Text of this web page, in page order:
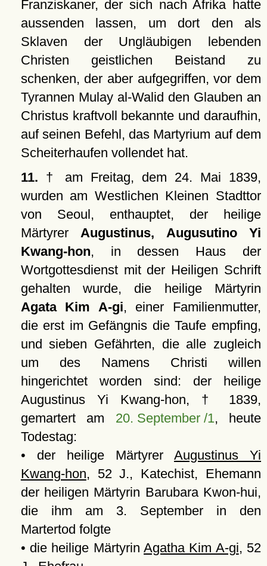
Franziskaner, der sich nach Afrika hatte
aussenden lassen, um dort den als
Sklaven der Ungläubigen lebenden
Christen geistlichen Beistand zu
schenken, der aber aufgegriffen, vor dem
Tyrannen Mulay al-Walid den Glauben an
Christus kraftvoll bekannte und daraufhin,
auf seinen Befehl, das Martyrium auf dem
Scheiterhaufen vollendet hat.
11. † am Freitag, dem 24. Mai 1839,
wurden am Westlichen Kleinen Stadttor
von Seoul, enthauptet, der heilige
MärtyrerAugustinus, Augusutino Yi
Kwang-hon, in dessen Haus der
Wortgottesdienst mit der Heiligen Schrift
gehalten wurde, die heilige Märtyrin
Agata Kim A-gi, einer Familienmutter,
die erst im Gefängnis die Taufe empfing,
und sieben Gefährten, die alle zugleich
um des Namens Christi willen
hingerichtet worden sind: der heilige
Augustinus Yi Kwang-hon, † 1839,
gemartert am 20. September /1, heute
Todestag:
• der heilige Märtyrer Augustinus Yi
Kwang-hon, 52 J., Katechist, Ehemann
der heiligen Märtyrin Barubara Kwon-hui,
die ihm am 3. September in den
Martertod folgte
• die heilige MärtyrinAgatha Kim A-gi, 52